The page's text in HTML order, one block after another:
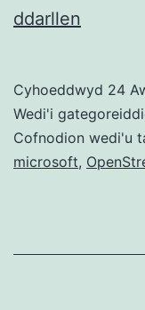
ddarllen
Map
3G
Cyhoeddwyd 24
Wedi'i
Cofnodion wedi'u
microsoft,